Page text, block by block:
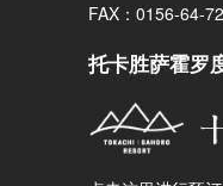
FAX：0156-64-
托卡胜萨霍罗